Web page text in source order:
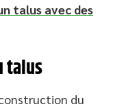
talus avec des
talus
du